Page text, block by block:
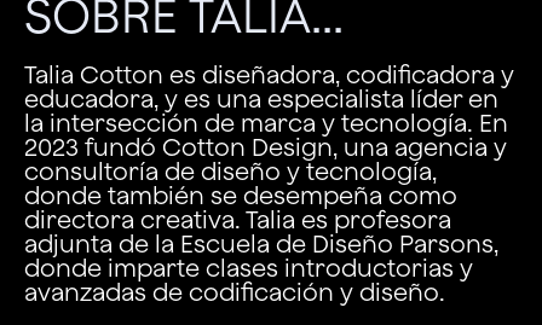
SOBRE TALIA...
Talia Cotton es diseñadora, codificadora y
educadora, y es una especialista líder en
la intersección de marca y tecnología. En
2023 fundó Cotton Design, una agencia y
consultoría de diseño y tecnología,
donde también se desempeña como
directora creativa. Talia es profesora
adjunta de la Escuela de Diseño Parsons,
donde imparte clases introductorias y
avanzadas de codificación y diseño.